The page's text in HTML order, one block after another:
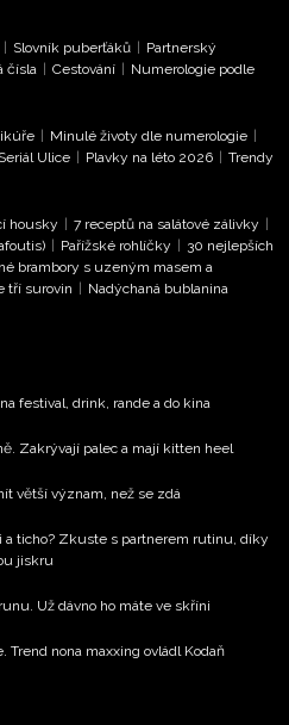
| Slovník puberťáků | Partnerský
čísla | Cestování | Numerologie podle
| Minulé životy dle numerologie |
Seriál Ulice | Plavky na léto 2026 | Trendy
housky | 7 receptů na salátové zálivky |
| Pařížské rohlíčky | 30 nejlepších
brambory s uzeným masem a
tří surovin | Nadýchaná bublanina
festival, drink, rande a do kina
Zakrývají palec a mají kitten heel
větší význam, než se zdá
a ticho? Zkuste s partnerem rutinu, díky
jiskru
Už dávno ho máte ve skříni
nona maxxing ovládl Kodaň